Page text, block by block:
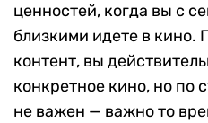
ценностей, когда вы с
близкими идете в кино.
контент, вы
конкретное кино, но по
не важен — важно то